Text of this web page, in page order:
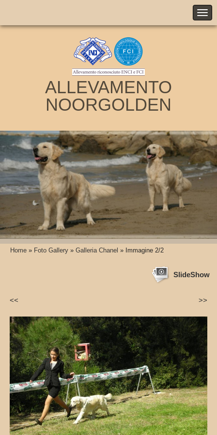
ALLEVAMENTO
NOORGOLDEN
Home » Foto Gallery » Galleria Chanel » Immagine 2/2
SlideShow
<< >>